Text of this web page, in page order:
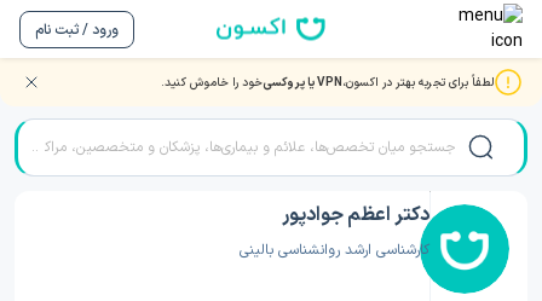
ورود / ثبت نام
لطفاً برای تجربه بهتر در اکسون،VPN یا پروکسی خود را خاموش کنید. صفحه اصلی/دکتر روانشناسی/دکتر اعظم جوادپور
دکتر اعظم جوادپور
کارشناسی ارشد روانشناسی بالینی